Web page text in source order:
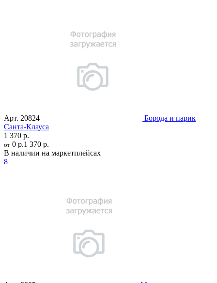
Арт. 20824
Борода и парик
Санта-Клауса
1 370 р.
от 0 р.1 370 р.
В наличии на маркетплейсах
8